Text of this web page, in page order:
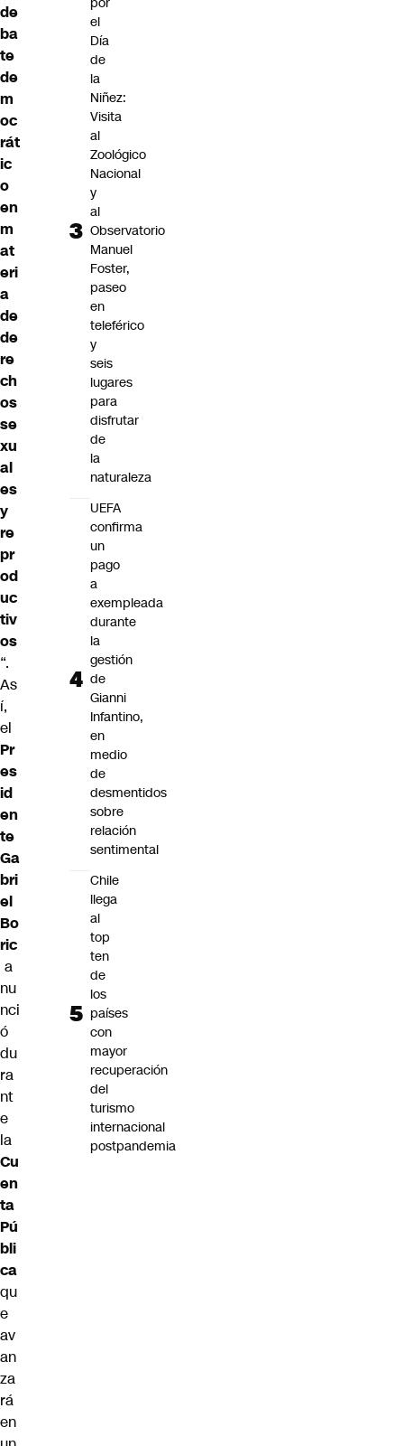
de
ba
te
de
m
oc
rát
ic
o
en
m
at
eri
a
de
de
re
ch
os
se
xu
al
es
y
re
pr
od
uc
tiv
os
“.
As
í,
el
Pr
es
id
en
te
Ga
bri
el
Bo
ric
a
nu
nci
ó
du
ra
nt
e
la
Cu
en
ta
Pú
bli
ca
qu
e
av
an
za
rá
en
el
Día
de
la
Niñez:
Visita
al
Zoológico
Nacional
y
al
Observatorio
Manuel
Foster,
paseo
en
teleférico
y
seis
lugares
para
disfrutar
de
la
naturaleza
UEFA
confirma
un
pago
a
exempleada
durante
la
gestión
de
Gianni
Infantino,
en
medio
de
desmentidos
sobre
relación
sentimental
Chile
llega
al
top
ten
de
los
países
con
mayor
recuperación
del
turismo
internacional
postpandemia